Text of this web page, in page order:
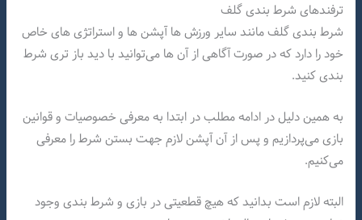
ترفندهای شرط بندی گلف
شرط بندی گلف مانند سایر ورزش ها آپشن ها و استراتژی های خاص
خود را دارد که در صورت آگاهی از آن ها می‌توانید با دید باز تری شرط
بندی کنید.
به همین دلیل در ادامه مطلب در ابتدا به معرفی خصوصیات و قوانین
بازی می‌پردازیم و پس از آن آپشن لازم جهت بستن شرط را معرفی
می‌کنیم.
البته لازم است بدانید که هیچ قطعیتی در بازی و شرط بندی وجود